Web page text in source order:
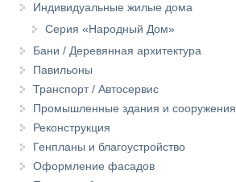
Индивидуальные жилые дома
Серия «Народный Дом»
Бани / Деревянная архитектура
Павильоны
Транспорт / Автосервис
Промышленные здания и сооружения
Реконструкция
Генпланы и благоустройство
Оформление фасадов